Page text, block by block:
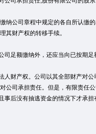
公司章程中规定的各自所认缴
其财产权的转移手续。
足额缴纳外，还应当向已按期足
财产权。公司以其全部财产对公
公司承担责任。但是，有限责任
事后没有抽逃资金的情况下才承担